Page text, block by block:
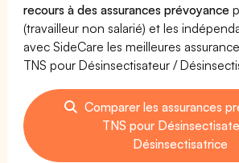
recours à des assurances prévoyance
(travailleur non salarié) et les
avec SideCare les meilleures
TNS pour Désinsectisateur /
Comparer les assurances
TNS pour
Désinsectisatrice